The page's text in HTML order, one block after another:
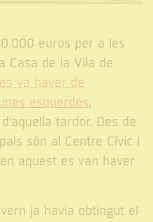
euros per a les
Casa de la Vila de
es va haver de
esquerdes,
tardor. Des de
són al Centre Cívic i
aquest es van haver
ja havia obtingut el